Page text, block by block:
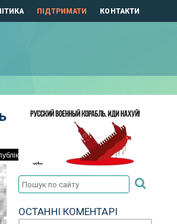
ПІДТРИМАТИ КОНТАКТИ
ОСТАННІ КОМЕНТАРІ